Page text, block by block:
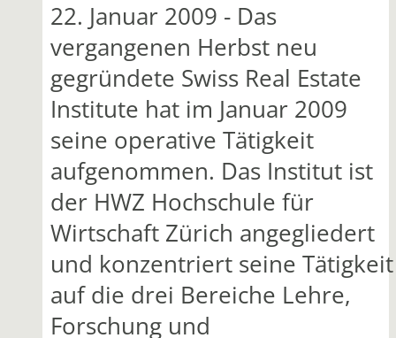
22. Januar 2009 - Das
vergangenen Herbst neu
gegründete Swiss Real Estate
Institute hat im Januar 2009
seine operative Tätigkeit
aufgenommen. Das Institut ist
der HWZ Hochschule für
Wirtschaft Zürich angegliedert
und konzentriert seine Tätigkeit
auf die drei Bereiche Lehre,
Forschung und